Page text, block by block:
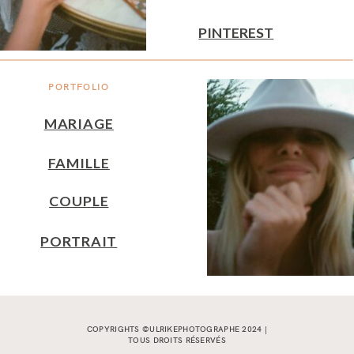
PORTFOLIO
MARIAGE
FAMILLE
PINTEREST
COUPLE
PORTRAIT
COPYRIGHTS ©ULRIKEPHOTOGRAPHE 2024 |
TOUS DROITS RÉSERVÉS